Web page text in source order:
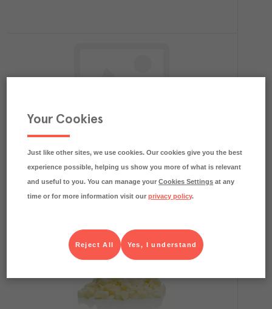
Potatis Tärnad
Köp (Logga in)
Your Cookies
Just like other sites, we use cookies. Our cookies give you the best
experience possible, helping us show you more of what is relevant
and useful to you. You can manage yourCookies Settings at any
time or for more information visit ourprivacy policy.
Yes, I understand
Reject All